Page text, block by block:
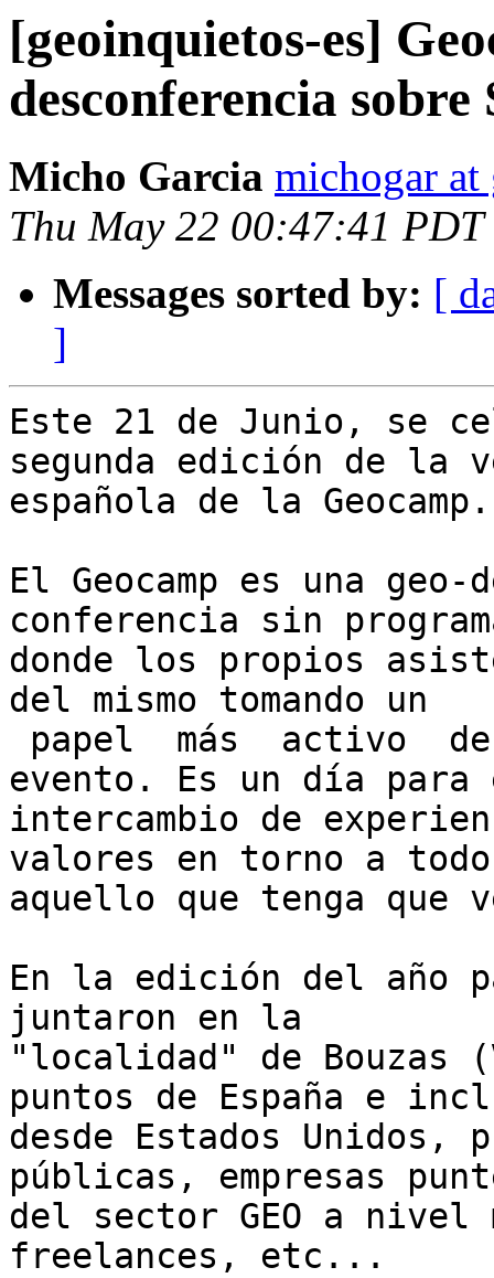
[geoinquietos-es]
desconferencia sobre
Micho Garcia michogar
Thu May 22 00:47:41 PDT
Messages sorted by: [
]
Este 21 de Junio, se
segunda edición de la
española de la Geocamp.
El Geocamp es una
conferencia sin
donde los propios
del mismo tomando un
evento. Es un día para
intercambio de
valores en torno a todo
aquello que tenga que
En la edición del año
juntaron en la
"localidad" de Bouzas
puntos de España e
desde Estados Unidos,
públicas, empresas
del sector GEO a nivel
freelances, etc...